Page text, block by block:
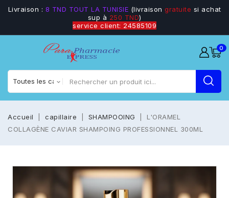
Livraison : 8 TND TOUT LA TUNISIE (livraison gratuite si achat
sup à 250 TND)
service client: 24585109
0
Accueil capillaire SHAMPOOING
L'ORAMEL
COLLAGÈNE CAVIAR SHAMPOING PROFESSIONNEL 300ML